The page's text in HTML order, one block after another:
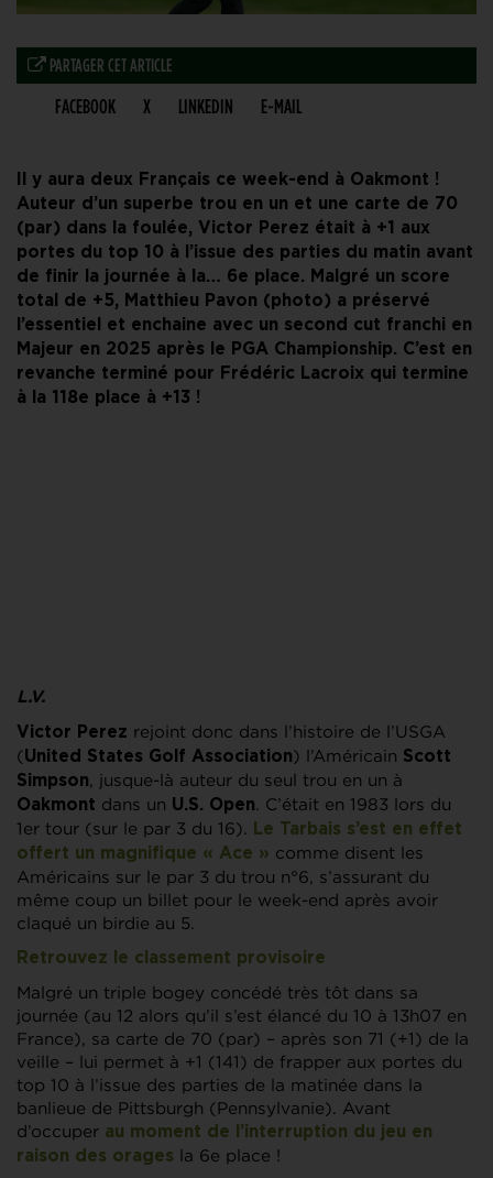
PARTAGER CET ARTICLE
FACEBOOK X LINKEDIN E-MAIL
Il y aura deux Français ce week-end à Oakmont !
Auteur d’un superbe trou en un et une carte de 70
(par) dans la foulée, Victor Perez était à +1 aux
portes du top 10 à l’issue des parties du matin avant
de finir la journée à la… 6e place. Malgré un score
total de +5, Matthieu Pavon (photo) a préservé
l’essentiel et enchaine avec un second cut franchi en
Majeur en 2025 après le PGA Championship. C’est en
revanche terminé pour Frédéric Lacroix qui termine
à la 118e place à +13 !
L.V.
Victor Perez rejoint donc dans l’histoire de l’USGA
(United States Golf Association) l’Américain Scott
Simpson, jusque-là auteur du seul trou en un à
Oakmont dans un U.S. Open. C’était en 1983 lors du
1er tour (sur le par 3 du 16).
Le Tarbais s’est en effet
offert un magnifique « Ace » comme disent les
Américains sur le par 3 du trou n°6, s’assurant du
même coup un billet pour le week-end après avoir
claqué un birdie au 5.
Retrouvez le classement provisoire
Malgré un triple bogey concédé très tôt dans sa
journée (au 12 alors qu’il s’est élancé du 10 à 13h07 en
France), sa carte de 70 (par) – après son 71 (+1) de la
veille – lui permet à +1 (141) de frapper aux portes du
top 10 à l’issue des parties de la matinée dans la
banlieue de Pittsburgh (Pennsylvanie). Avant
d’occuper au moment de l’interruption du jeu en
raison des orages la 6e place !